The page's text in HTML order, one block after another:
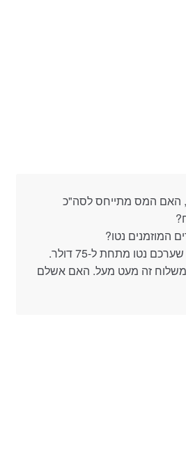
האם המס מתייחס לסה"כ
המוזמנים נטו?
הזמנתי כעת מוצרים שערכם נטו מתחת ל-75 דולר.
זה מעט מעל. האם אשלם